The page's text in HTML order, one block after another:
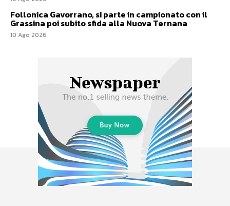
Follonica Gavorrano, si parte in campionato con il
Grassina poi subito sfida alla Nuova Ternana
10 Ago 2026